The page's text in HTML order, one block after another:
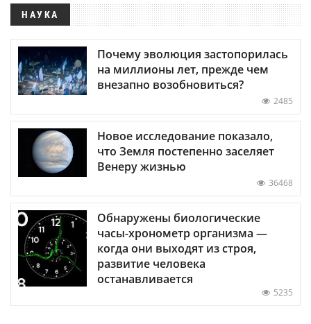
НАУКА
Почему эволюция застопорилась
на миллионы лет, прежде чем
внезапно возобновиться?
2485
Новое исследование показало,
что Земля постепенно заселяет
Венеру жизнью
36468
Обнаружены биологические
часы-хронометр организма —
когда они выходят из строя,
развитие человека
останавливается
5235